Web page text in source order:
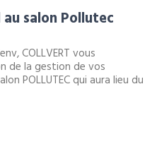
au salon Pollutec
COLLVERT vous
de la gestion de vos
POLLUTEC qui aura lieu du